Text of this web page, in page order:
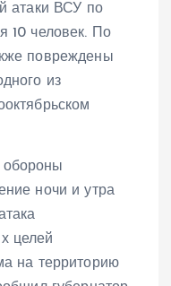
атаки ВСУ по
10 человек. По
повреждены
из
ночи и утра
целей
на территорию